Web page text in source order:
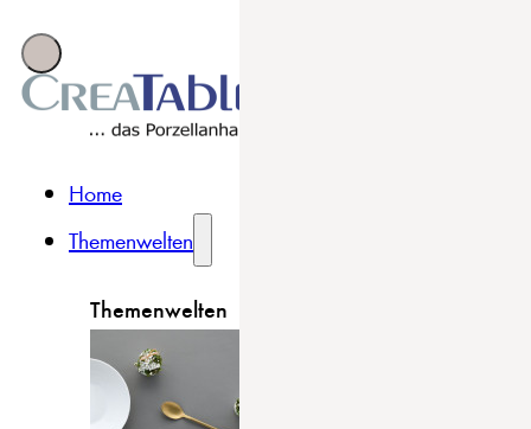
Home
Themenwelten
Themenwelten